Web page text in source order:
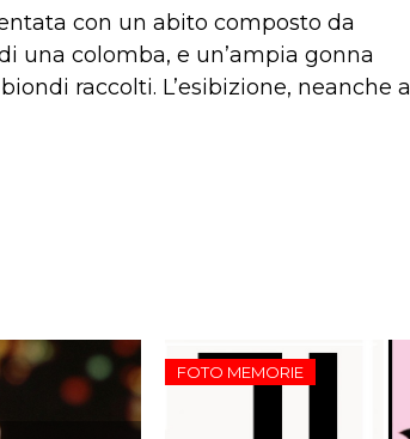
con un abito composto da
una colomba, e un’ampia gonna
raccolti. L’esibizione, neanche a
FOTO MEMORIE